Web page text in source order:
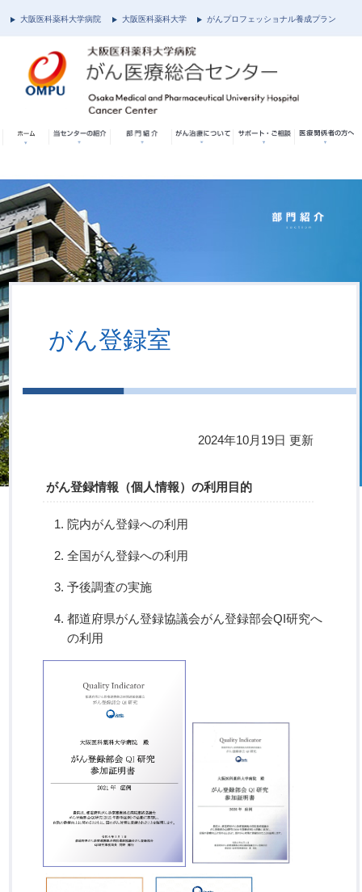
大阪医科薬科大学病院 大阪医科薬科大学 がんプロフェッショナル養成プラン
がん登録室
2024年10月19日 更新
がん登録情報（個人情報）の利用目的
院内がん登録への利用
全国がん登録への利用
予後調査の実施
都道府県がん登録協議会がん登録部会QI研究へ
の利用